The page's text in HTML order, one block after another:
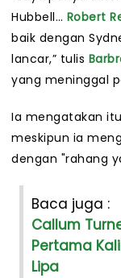
Hubbell… Robert
baik dengan
lancar,” tulis
yang meninggal
Ia mengatakan
meskipun ia
dengan "rahang
Baca juga :
Callum
Pertama
Lipa